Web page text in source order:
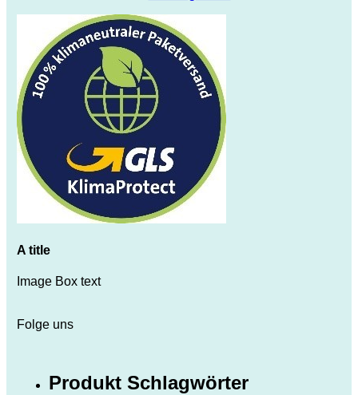
A title
Image Box text
Folge uns
Produkt Schlagwörter